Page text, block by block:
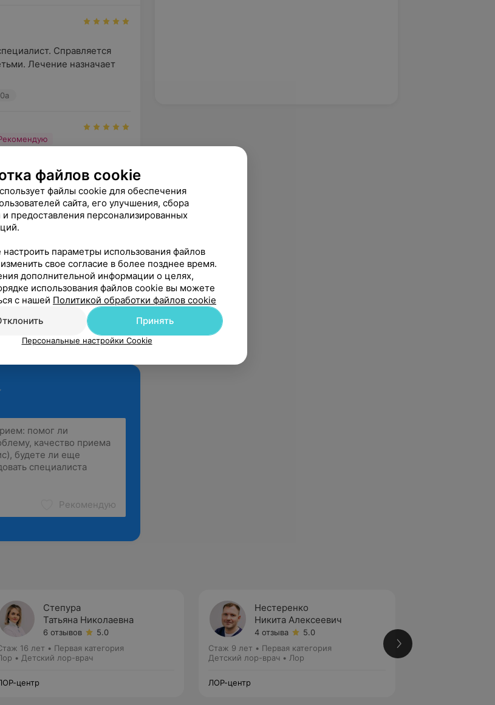
Справляется
Лечение назначает
и доброжелательный
язык сразу, все
в...
этого врача, мы все
результата ...
Рекомендую
Степура
Татьяна Николаевна
6 отзывов
5.0
16 лет • Первая категория
• Детский лор-врач
центр
Нестеренко
Никита Алексеевич
4 отзыва
5.0
Стаж 9 лет • Первая категория
Детский лор-врач • Лор
ЛОР-центр
файлов cookie
файлы cookie для обеспечения
сайта, его улучшения, сбора
и предоставления персонализированных
параметры использования файлов
свое согласие в более позднее время.
дополнительной информации о целях,
использования файлов cookie вы можете
с нашей Политикой обработки файлов cookie
Принять
Персональные настройки Cookie